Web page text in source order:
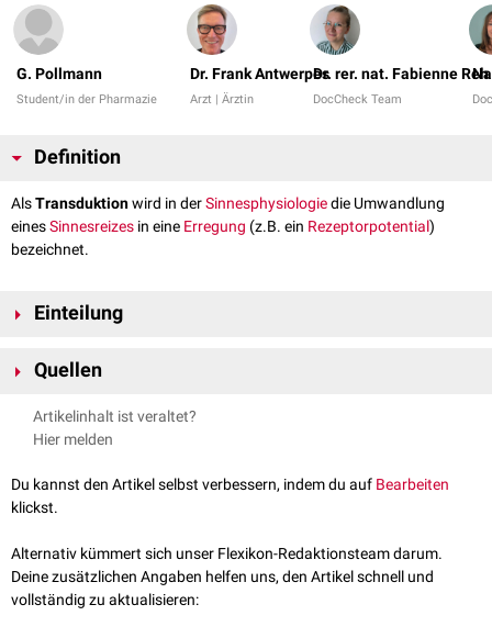
G. Pollmann
Student/in der Pharmazie
Dr. Frank Antwerpes
Arzt | Ärztin
Dr. rer. nat. Fabienne Reh
DocCheck Team
Definition
AlsTransduktionwird in derSinnesphysiologiedie Umwandlung
einesSinnesreizes in eine Erregung (z.B. ein Rezeptorpotential)
bezeichnet.
Einteilung
Visuell(Phototransduktion
Olfaktorisch( Olfaktorische Transduktion
Auditiv(Mechano-elektrische Transduktion
Thermisch(siehe auch: Thermozeption )
Nozizeptiv
Quellen
Handwerker. Allgemeine Sinnesphysiologie
Menschen. Springer Link. S.273-294. 2005
Artikelinhalt ist veraltet?
Hier melden
Du kannst den Artikel selbst verbessern, indem du auf Bearbeiten
klickst.
Alternativ kümmert sich unser Flexikon-Redaktionsteam darum.
Deine zusätzlichen Angaben helfen uns, den Artikel schnell und
vollständig zu aktualisieren: